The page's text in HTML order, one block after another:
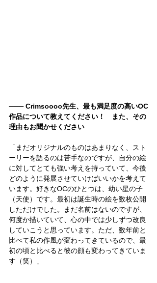
─── Crimsoooo先生、最も満足度の高いOC
作品について教えてください！　また、その
理由もお聞かせください
「まだオリジナルのものはあまりなく、スト
ーリーを語るのは苦手なのですが、自分の絵
に対してとても強い考えを持っていて、今後
どのように発展させていけばいいかを考えて
います。好きなOCのひとつは、幼い星の子
（天使）です。最初は誕生時の絵を数枚公開
しただけでした。まだ名前はないのですが、
何度か描いていて、心の中では少しずつ改良
していこうと思っています。ただ、数年前と
比べて私の作風が変わってきているので、最
初の頃と比べると彼の顔も変わってきていま
す（笑）」